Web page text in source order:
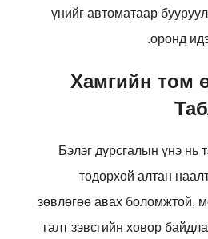
үнийг автоматаар
оронд
Хамгийн том
Бэлэг дурсгалын үнэ нь
тодорхой алтан
зөвлөгөө авах боломжтой,
галт зэвсгийн ховор